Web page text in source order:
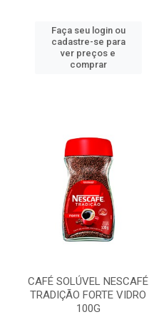
Faça seu login ou
cadastre-se para
ver preços e
comprar
CAFÉ SOLÚVEL NESCAFÉ
TRADIÇÃO FORTE VIDRO
100G